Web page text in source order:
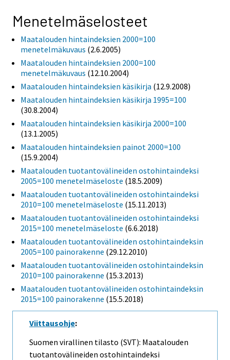
Menetelmäselosteet
Maatalouden hintaindeksien 2000=100
menetelmäkuvaus (2.6.2005)
Maatalouden hintaindeksien 2000=100
menetelmäkuvaus (12.10.2004)
Maatalouden hintaindeksien käsikirja (12.9.2008)
Maatalouden hintaindeksien käsikirja 1995=100
(30.8.2004)
Maatalouden hintaindeksien käsikirja 2000=100
(13.1.2005)
Maatalouden hintaindeksien painot 2000=100
(15.9.2004)
Maatalouden tuotantovälineiden ostohintaindeksi
2005=100 menetelmäseloste (18.5.2009)
Maatalouden tuotantovälineiden ostohintaindeksi
2010=100 menetelmäseloste (15.11.2013)
Maatalouden tuotantovälineiden ostohintaindeksi
2015=100 menetelmäseloste (6.6.2018)
Maatalouden tuotantovälineiden ostohintaindeksin
2005=100 painorakenne (29.12.2010)
Maatalouden tuotantovälineiden ostohintaindeksin
2010=100 painorakenne (15.3.2013)
Maatalouden tuotantovälineiden ostohintaindeksin
2015=100 painorakenne (15.5.2018)
Viittausohje:
Suomen virallinen tilasto (SVT): Maatalouden
tuotantovälineiden ostohintaindeksi